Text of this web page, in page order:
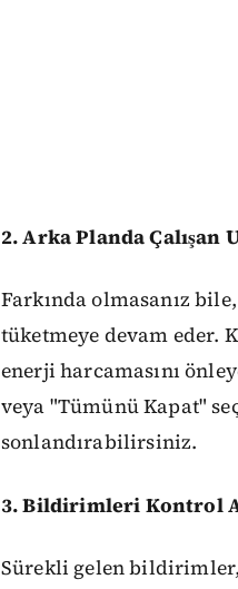
2. Arka Planda Çalışan
Farkında olmasanız
tüketmeye devam eder.
enerji harcamasını
veya "Tümünü Kapat"
sonlandırabilirsiniz.
3. Bildirimleri Kontrol
Sürekli gelen bildirimler,